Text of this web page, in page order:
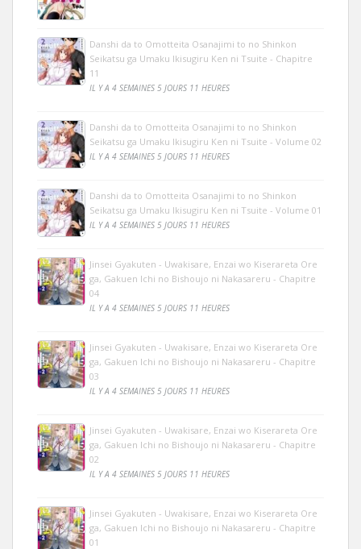
Danshi da to Omotteita Osanajimi to no Shinkon
Seikatsu ga Umaku Ikisugiru Ken ni Tsuite - Chapitre
11
IL Y A 4 SEMAINES 5 JOURS 11 HEURES
Danshi da to Omotteita Osanajimi to no Shinkon
Seikatsu ga Umaku Ikisugiru Ken ni Tsuite - Volume 02
IL Y A 4 SEMAINES 5 JOURS 11 HEURES
Danshi da to Omotteita Osanajimi to no Shinkon
Seikatsu ga Umaku Ikisugiru Ken ni Tsuite - Volume 01
IL Y A 4 SEMAINES 5 JOURS 11 HEURES
Jinsei Gyakuten - Uwakisare, Enzai wo Kiserareta Ore
ga, Gakuen Ichi no Bishoujo ni Nakasareru - Chapitre
04
IL Y A 4 SEMAINES 5 JOURS 11 HEURES
Jinsei Gyakuten - Uwakisare, Enzai wo Kiserareta Ore
ga, Gakuen Ichi no Bishoujo ni Nakasareru - Chapitre
03
IL Y A 4 SEMAINES 5 JOURS 11 HEURES
Jinsei Gyakuten - Uwakisare, Enzai wo Kiserareta Ore
ga, Gakuen Ichi no Bishoujo ni Nakasareru - Chapitre
02
IL Y A 4 SEMAINES 5 JOURS 11 HEURES
Jinsei Gyakuten - Uwakisare, Enzai wo Kiserareta Ore
ga, Gakuen Ichi no Bishoujo ni Nakasareru - Chapitre
01